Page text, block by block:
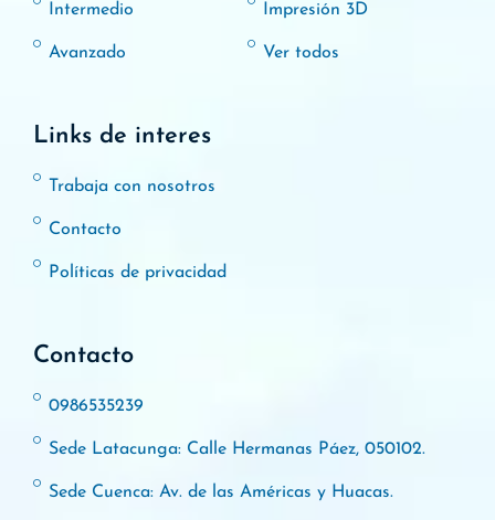
Intermedio
Avanzado
Impresión 3D
Ver todos
Links de interes
Trabaja con nosotros
Contacto
Políticas de privacidad
Contacto
0986535239
Sede Latacunga: Calle Hermanas Páez, 050102.
Sede Cuenca: Av. de las Américas y Huacas.